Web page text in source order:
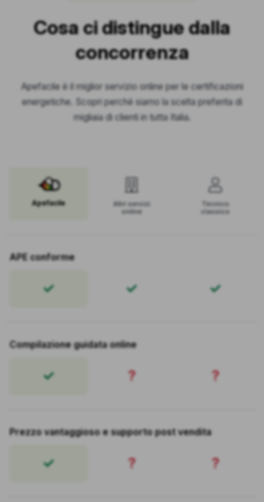
Cosa ci distingue dalla
concorrenza
Apefacile è il miglior servizio online per le certificazioni
energetiche. Scopri perché siamo la scelta preferita di
migliaia di clienti in tutta Italia.
Apefacile
Altri servizi
online
Tecnico
classico
APE conforme
Compilazione guidata online
? ?
Prezzo vantaggioso e supporto post vendita
? ?